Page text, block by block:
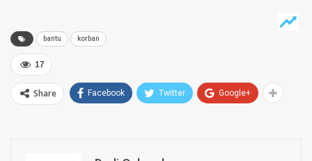
bantu korban
17
Share Facebook Twitter Google+